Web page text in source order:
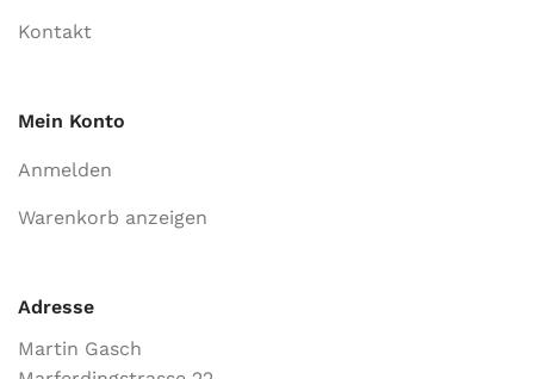
Kontakt
Mein Konto
Anmelden
Warenkorb anzeigen
Adresse
Martin Gasch